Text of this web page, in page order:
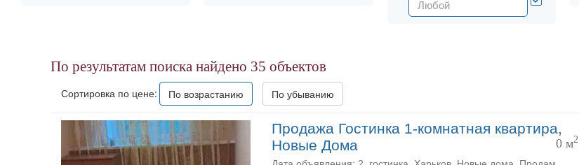
По результатам поиска найдено 35 объектов
Сортировка по цене: По возрастанию По убыванию
Продажа Гостинка 1-комнатная квартира,
Новые Дома
0 м2